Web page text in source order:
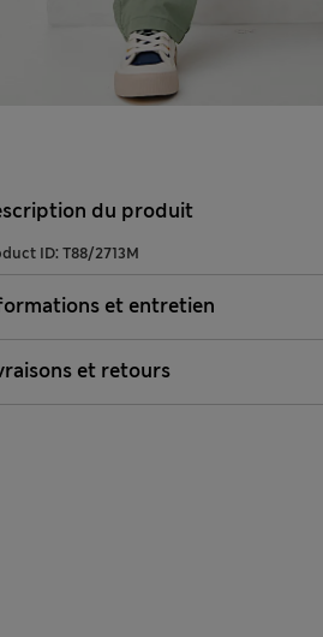
du produit
ID: T88/2713M
et entretien
et retours